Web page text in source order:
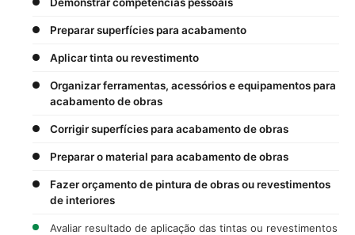
Preparar superfícies para acabamento
Aplicar tinta ou revestimento
Organizar ferramentas, acessórios e equipamentos para
acabamento de obras
Corrigir superfícies para acabamento de obras
Preparar o material para acabamento de obras
Fazer orçamento de pintura de obras ou revestimentos
de interiores
Avaliar resultado de aplicação das tintas ou revestimentos